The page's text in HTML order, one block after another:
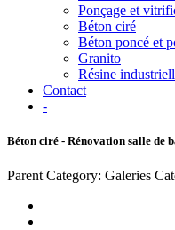
Ponçage et
Béton ciré
Béton poncé et
Granito
Résine
Contact
-
Béton ciré - Rénovation salle de
Parent Category: Galeries